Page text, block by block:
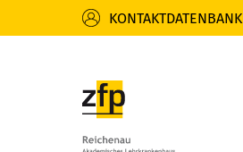
KONTAKTDATENBANK